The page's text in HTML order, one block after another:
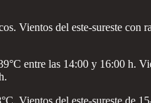
Vientos del este-sureste con
entre las 14:00 y 16:00 h.